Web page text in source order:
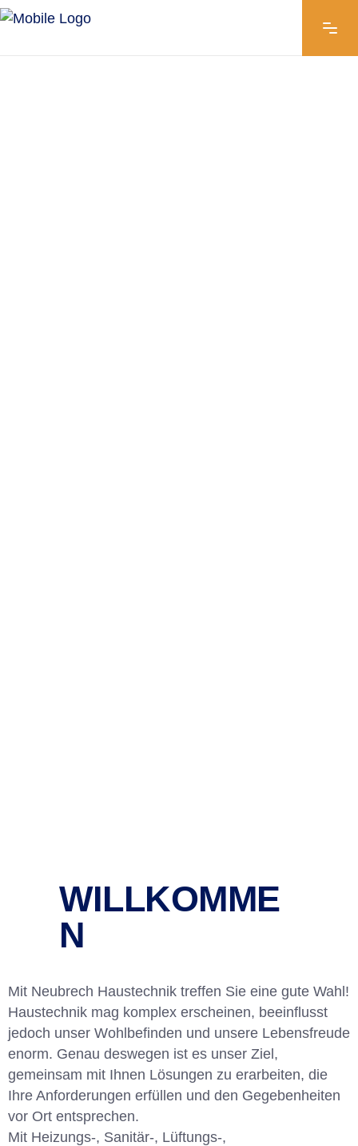
WILLKOMME
N
Mit Neubrech Haustechnik treffen Sie eine gute Wahl!
Haustechnik mag komplex erscheinen, beeinflusst
jedoch unser Wohlbefinden und unsere Lebensfreude
enorm. Genau deswegen ist es unser Ziel,
gemeinsam mit Ihnen Lösungen zu erarbeiten, die
Ihre Anforderungen erfüllen und den Gegebenheiten
vor Ort entsprechen.
Mit Heizungs-, Sanitär-, Lüftungs-,